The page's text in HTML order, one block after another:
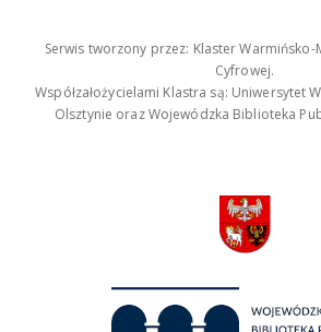
Serwis tworzony przez: Klaster
Cyfrowej.
Współzałożycielami Klastra są: Uniwersytet
Olsztynie oraz Wojewódzka Biblioteka